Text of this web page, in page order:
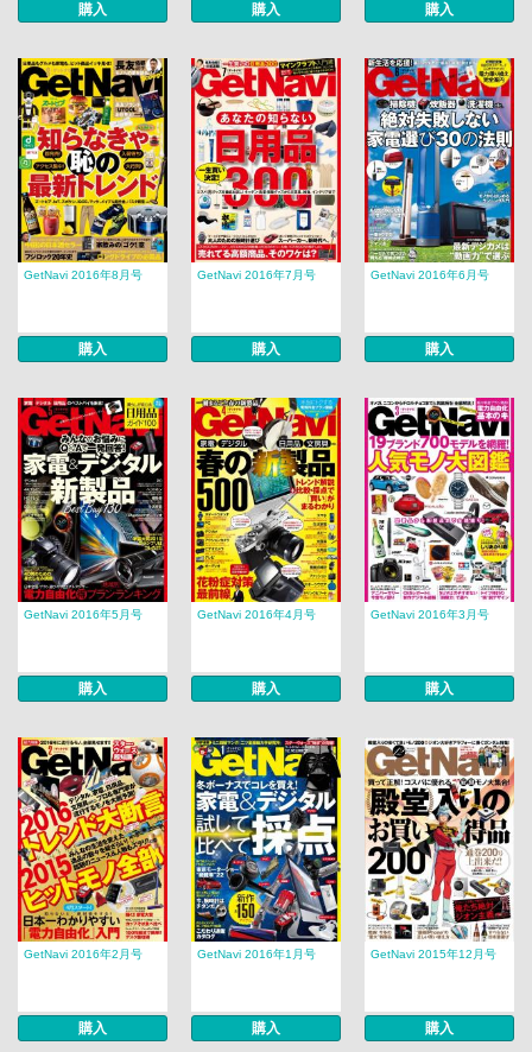
購入 購入 購入
GetNavi 2016年8月号
購入
GetNavi 2016年7月号
購入
GetNavi 2016年6月号
購入
GetNavi 2016年5月号
購入
GetNavi 2016年4月号
購入
GetNavi 2016年3月号
購入
GetNavi 2016年2月号
購入
GetNavi 2016年1月号
購入
GetNavi 2015年12月号
購入